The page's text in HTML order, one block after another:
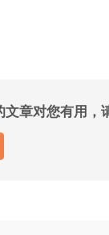
章对您有用，